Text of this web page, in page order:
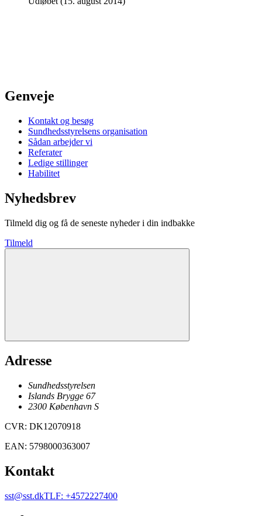
Genveje
Kontakt og besøg
Sundhedsstyrelsens organisation
Sådan arbejder vi
Referater
Ledige stillinger
Habilitet
Nyhedsbrev
Tilmeld dig og få de seneste nyheder i din indbakke
Tilmeld
Adresse
Sundhedsstyrelsen
Islands Brygge 67
2300 København S
CVR: DK12070918
EAN: 5798000363007
Kontakt
sst@sst.dkTLF: +4572227400